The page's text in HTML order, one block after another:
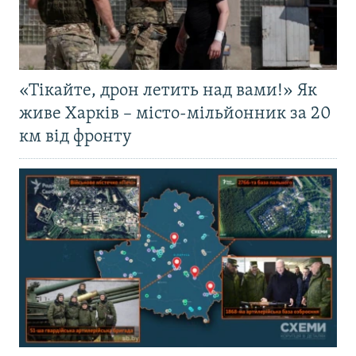
«Тікайте, дрон летить над вами!» Як
живе Харків – місто-мільйонник за 20
км від фронту